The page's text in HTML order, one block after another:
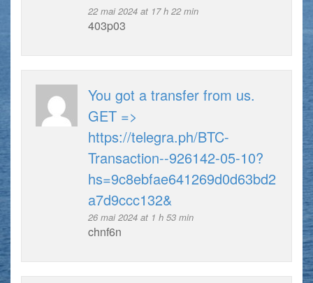
22 mai 2024 at 17 h 22 min
403p03
You got a transfer from us.
GET =>
https://telegra.ph/BTC-
Transaction--926142-05-10?
hs=9c8ebfae641269d0d63bd2
a7d9ccc132&
26 mai 2024 at 1 h 53 min
chnf6n